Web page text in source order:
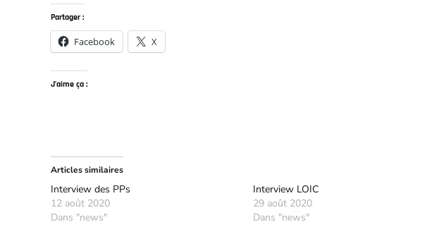
Partager :
Facebook X
J’aime ça :
Articles similaires
Interview des PPs
12 août 2020
Dans "news"
Interview LOIC
29 août 2020
Dans "news"